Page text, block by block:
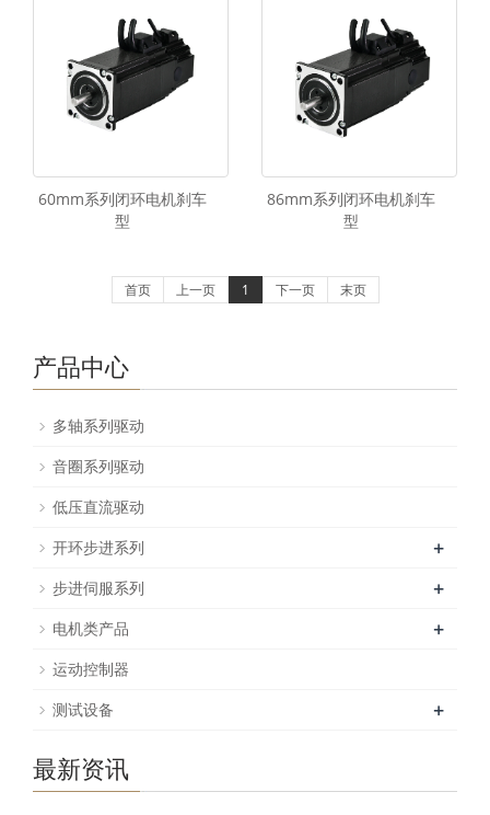
60mm系列闭环电机刹车
型
86mm系列闭环电机刹车
型
首页 上一页 1 下一页 末页
产品中心
多轴系列驱动
音圈系列驱动
低压直流驱动
开环步进系列
+
步进伺服系列 +
电机类产品 +
运动控制器
测试设备
+
最新资讯